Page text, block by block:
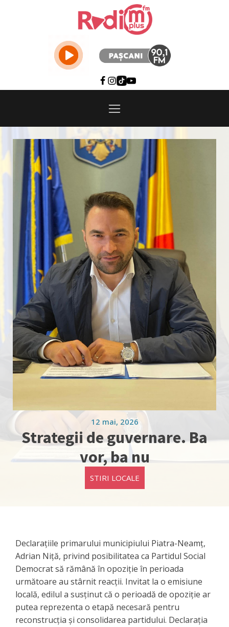
12 mai, 2026
Strategii de guvernare. Ba
vor, ba nu
STIRI LOCALE
Declarațiile primarului municipiului Piatra-Neamț,
Adrian Niță, privind posibilitatea ca Partidul Social
Democrat să rămână în opoziție în perioada
următoare au stârnit reacții. Invitat la o emisiune
locală, edilul a susținut că o perioadă de opoziție ar
putea reprezenta o etapă necesară pentru
reconstrucția și consolidarea partidului. Declarația